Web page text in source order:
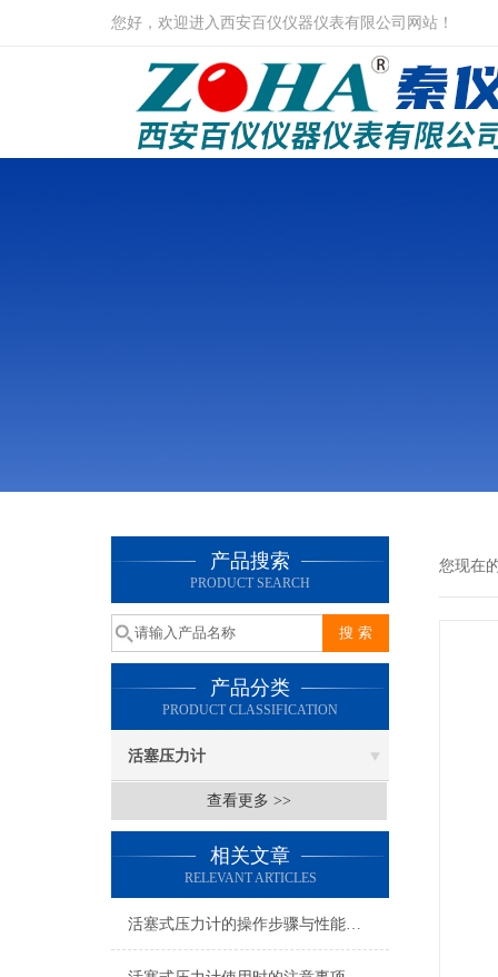
您好，欢迎进入西安百仪仪器仪表有限公司网站！
产品搜索
PRODUCT SEARCH
产品分类
PRODUCT CLASSIFICATION
活塞压力计
查看更多 >>
相关文章
RELEVANT ARTICLES
活塞式压力计的操作步骤与性能特点
您现在